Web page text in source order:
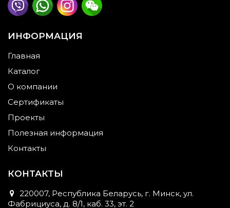
ИНФОРМАЦИЯ
Главная
Каталог
О компании
Сертификаты
Проекты
Полезная информация
Контакты
КОНТАКТЫ
220007, Республика Беларусь, г. Минск, ул.
Фабрициуса, д. 8/1, каб. 33, эт. 2